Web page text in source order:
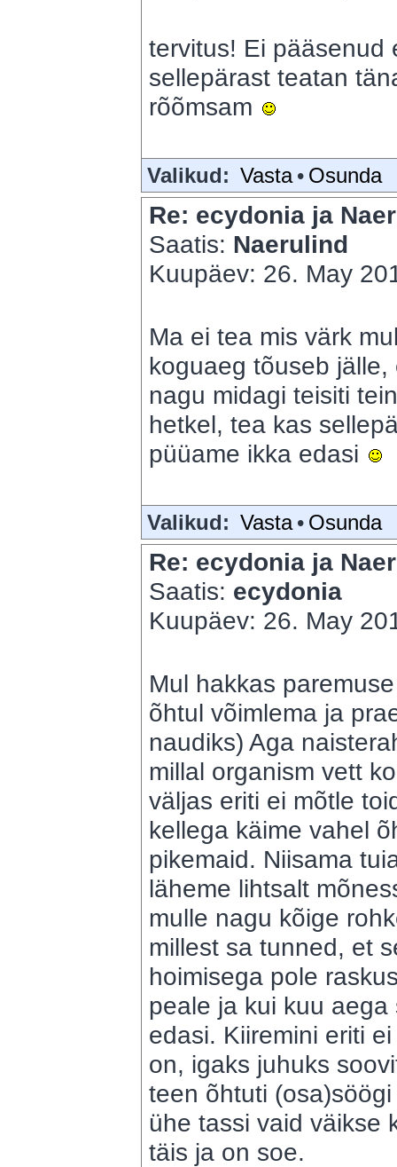
tervitus! Ei pääsenud
sellepärast teatan
rõõmsam
Valikud: Vasta • Osunda
Re: ecydonia ja
Saatis: Naerulind
Kuupäev: 26. May
Ma ei tea mis värk
koguaeg tõuseb
nagu midagi teisiti
hetkel, tea kas
püüame ikka edasi
Valikud: Vasta • Osunda
Re: ecydonia ja
Saatis: ecydonia
Kuupäev: 26. May
Mul hakkas
õhtul võimlema ja
naudiks) Aga
millal organism vett
väljas eriti ei mõtle
kellega käime vahel
pikemaid. Niisama
läheme lihtsalt
mulle nagu kõige
millest sa tunned, et
hoimisega pole
peale ja kui kuu
edasi. Kiiremini eriti
on, igaks juhuks
teen õhtuti
ühe tassi vaid väikse
täis ja on soe.